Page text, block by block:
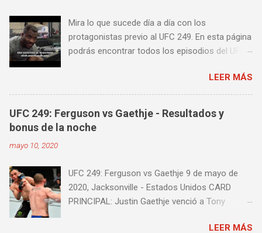
algunos videos donde puedes aprender a
golpear la pera cielo tierra o pera loca. En esta
lista de videos podrás ver diversos tipos de
Mira lo que sucede día a día con los
protagonistas previo al UFC 249. En esta página
podrás encontrar todos los episodios del UFC
castellano. Te sugiero que estés pendiente ya
que día a día iremos actualizando está pagina
con un nuevo episodio del UFC 249 Embedded:
Vlog Series. Episodio 1 Episodio 2
LEER MÁS
UFC 249: Ferguson vs Gaethje - Resultados y
bonus de la noche
mayo 10, 2020
UFC 249: Ferguson vs Gaethje 9 de mayo de
2020, Jacksonville - Estados Unidos CARD
PRINCIPAL: Justin Gaethje venció a Tony
Round 5 Henry Cejudo venció a Dominick Cruz
LEER MÁS